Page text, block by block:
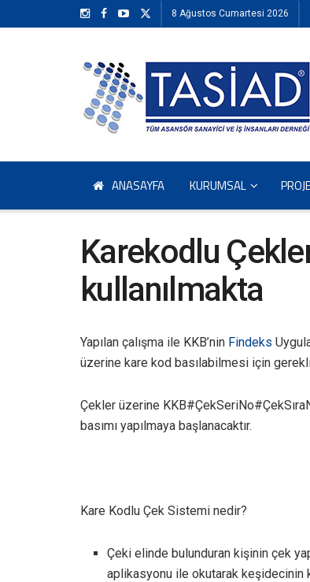
8 Ağustos Cumartesi 2026
ANASAYFA KURUMSAL
Karekodlu
kullanılmakta
Yapılan çalışma ile KKB’nin Findeks
üzerine kare kod basılabilmesi için gerekli
Çekler üzerine
basımı yapılmaya başlanacaktır.
Kare Kodlu Çek Sistemi nedir?
Çeki elinde bulunduran kişinin çek
aplikasyonu ile okutarak keşidecinin